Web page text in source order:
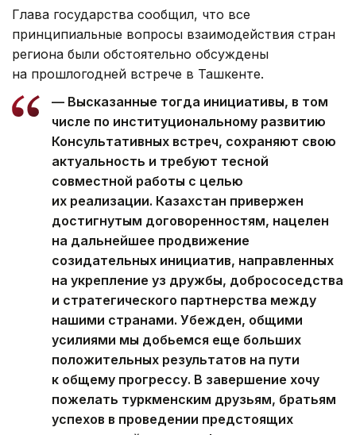
Глава государства сообщил, что все
принципиальные вопросы взаимодействия стран
региона были обстоятельно обсуждены
на прошлогодней встрече в Ташкенте.
— Высказанные тогда инициативы, в том
числе по институциональному развитию
Консультативных встреч, сохраняют свою
актуальность и требуют тесной
совместной работы с целью
их реализации. Казахстан привержен
достигнутым договоренностям, нацелен
на дальнейшее продвижение
созидательных инициатив, направленных
на укрепление уз дружбы, добрососедства
и стратегического партнерства между
нашими странами. Убежден, общими
усилиями мы добьемся еще больших
положительных результатов на пути
к общему прогрессу. В завершение хочу
пожелать туркменским друзьям, братьям
успехов в проведении предстоящих